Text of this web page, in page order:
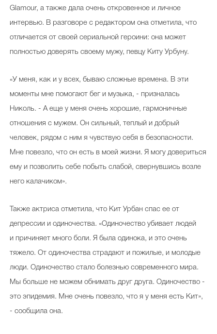
Glamour, а также дала очень откровенное и личное
интервью. В разговоре с редактором она отметила, что
отличается от своей сериальной героини: она может
полностью доверять своему мужу, певцу Киту Урбуну.
«У меня, как и у всех, бываю сложные времена. В эти
моменты мне помогают бег и музыка, - призналась
Николь. - А еще у меня очень хорошие, гармоничные
отношения с мужем. Он сильный, теплый и добрый
человек, рядом с ним я чувствую себя в безопасности.
Мне повезло, что он есть в моей жизни. Я могу довериться
ему и позволить себе побыть слабой, свернувшись возле
него калачиком».
Также актриса отметила, что Кит Урбан спас ее от
депрессии и одиночества. «Одиночество убивает людей
и причиняет много боли. Я была одинока, и это очень
тяжело. От одиночества страдают и пожилые, и молодые
люди. Одиночество стало болезнью современного мира.
Мы больше не можем обнимать друг друга. Одиночество -
это эпидемия. Мне очень повезло, что я у меня есть Кит»,
- сообщила она.